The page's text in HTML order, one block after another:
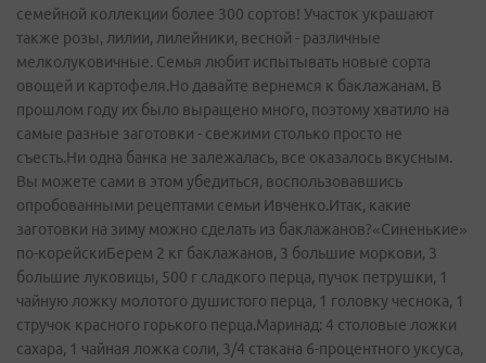
семейной коллекции более 300 сортов! Участок украшают
также розы, лилии, лилейники, весной - различные
мелколуковичные. Семья любит испытывать новые сорта
овощей и картофеля.Но давайте вернемся к баклажанам. В
прошлом году их было выращено много, поэтому хватило на
самые разные заготовки - свежими столько просто не
съесть.Ни одна банка не залежалась, все оказалось вкусным.
Вы можете сами в этом убедиться, воспользовавшись
опробованными рецептами семьи Ивченко.Итак, какие
заготовки на зиму можно сделать из баклажанов?«Синенькие»
по-корейскиБерем 2 кг баклажанов, 3 большие моркови, 3
большие луковицы, 500 г сладкого перца, пучок петрушки, 1
чайную ложку молотого душистого перца, 1 головку чеснока, 1
стручок красного горького перца.Маринад: 4 столовые ложки
сахара, 1 чайная ложка соли, 3/4 стакана 6-процентного уксуса,